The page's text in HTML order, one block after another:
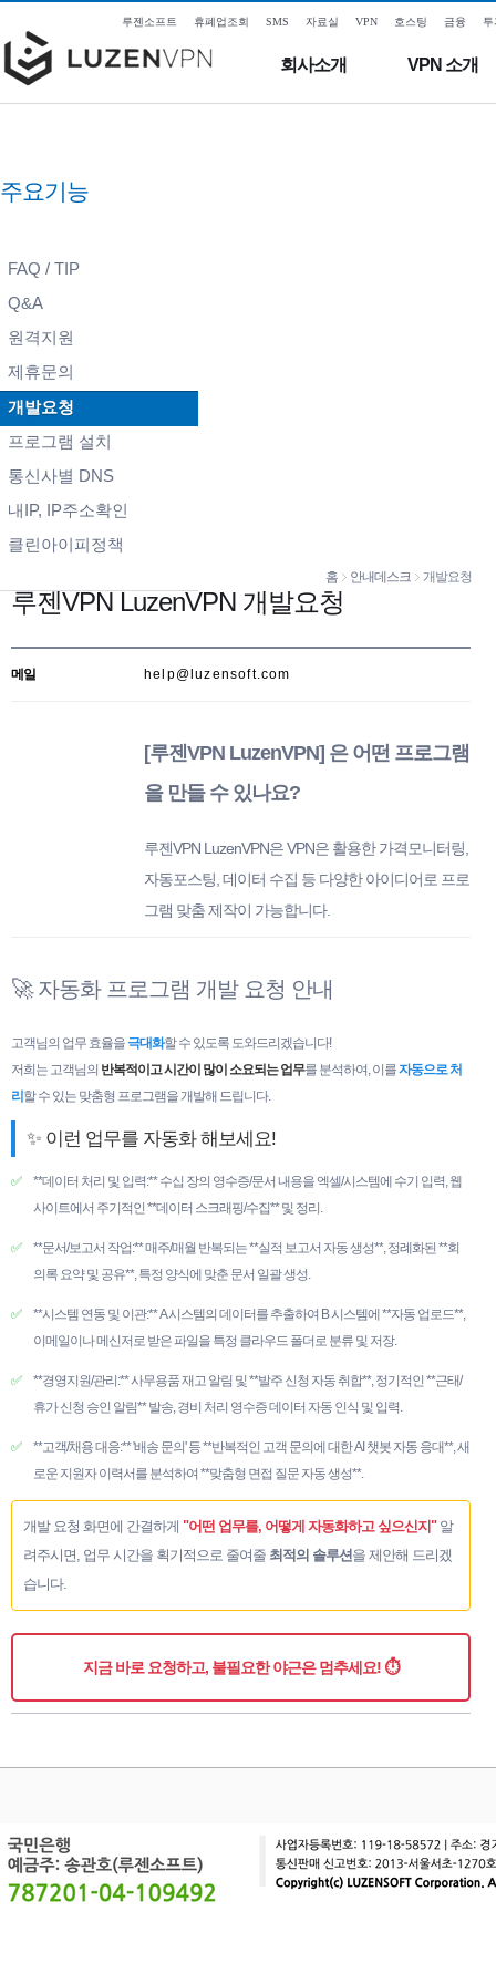
루젠소프트 휴폐업조회 SMS 자료실 VPN 호스팅 금융 투
회사소개 VPN 소개
주요기능
FAQ / TIP
Q&A
원격지원
제휴문의
개발요청
프로그램 설치
통신사별 DNS
내IP, IP주소확인
클린아이피정책
홈 안내데스크 개발요청
루젠VPN LuzenVPN 개발요청
메일 help@luzensoft.com
[루젠VPN LuzenVPN] 은 어떤 프로그램
을 만들 수 있나요?
루젠VPN LuzenVPN은 VPN은 활용한 가격모니터링,
자동포스팅, 데이터 수집 등 다양한 아이디어로 프로
그램 맞춤 제작이 가능합니다.
🚀 자동화 프로그램 개발 요청 안내
고객님의 업무 효율을 극대화할 수 있도록 도와드리겠습니다!
저희는 고객님의 반복적이고 시간이 많이 소요되는 업무를 분석하여, 이를자동으로 처
리할 수 있는 맞춤형 프로그램을 개발해 드립니다.
✨ 이런 업무를 자동화 해보세요!
✅
**데이터 처리 및 입력:** 수십 장의 영수증/문서 내용을 엑셀/시스템에 수기 입력, 웹
사이트에서 주기적인 **데이터 스크래핑/수집** 및 정리.
✅
**문서/보고서 작업:** 매주/매월 반복되는 **실적 보고서 자동 생성**, 정례화된 **회
의록 요약 및 공유**, 특정 양식에 맞춘 문서 일괄 생성.
✅
**시스템 연동 및 이관:** A 시스템의 데이터를 추출하여 B 시스템에 **자동 업로드**,
이메일이나 메신저로 받은 파일을 특정 클라우드 폴더로 분류 및 저장.
✅
**경영지원/관리:** 사무용품 재고 알림 및 **발주 신청 자동 취합**, 정기적인 **근태/
휴가 신청 승인 알림** 발송, 경비 처리 영수증 데이터 자동 인식 및 입력.
✅
**고객/채용 대응:** '배송 문의' 등 **반복적인 고객 문의에 대한 AI 챗봇 자동 응대**, 새
로운 지원자 이력서를 분석하여 **맞춤형 면접 질문 자동 생성**.
개발 요청 화면에 간결하게 "어떤 업무를, 어떻게 자동화하고 싶으신지"알
려주시면, 업무 시간을 획기적으로 줄여줄 최적의 솔루션 을 제안해 드리겠
습니다.
지금 바로 요청하고, 불필요한 야근은 멈추세요! ⏱️